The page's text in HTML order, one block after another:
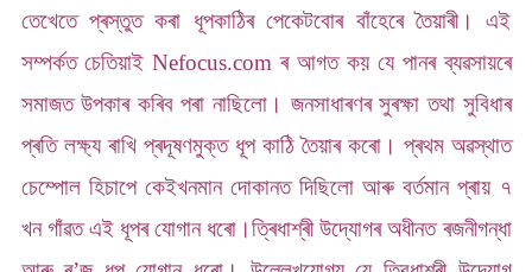
তেখেতে প্ৰস্তুত কৰা ধূপকাঠিৰ পেকেটবোৰ বাঁহেৰে তৈয়াৰী। এই
সম্পৰ্কত চেতিয়াই Nefocus.com ৰ আগত কয় যে পানৰ ব্যৱসায়ৰে
সমাজত উপকাৰ কৰিব পৰা নাছিলো। জনসাধাৰণৰ সুৰক্ষা তথা সুবিধাৰ
প্ৰতি লক্ষ্য ৰাখি প্ৰদূষণমুক্ত ধূপ কাঠি তৈয়াৰ কৰো। প্ৰথম অৱস্থাত
চেম্পোল হিচাপে কেইখনমান দোকানত দিছিলো আৰু বৰ্তমান প্ৰায় ৭
খন গাঁৱত এই ধূপৰ যোগান ধৰো।ত্ৰিধাশ্ৰী উদ্যোগৰ অধীনত ৰজনীগন্ধা